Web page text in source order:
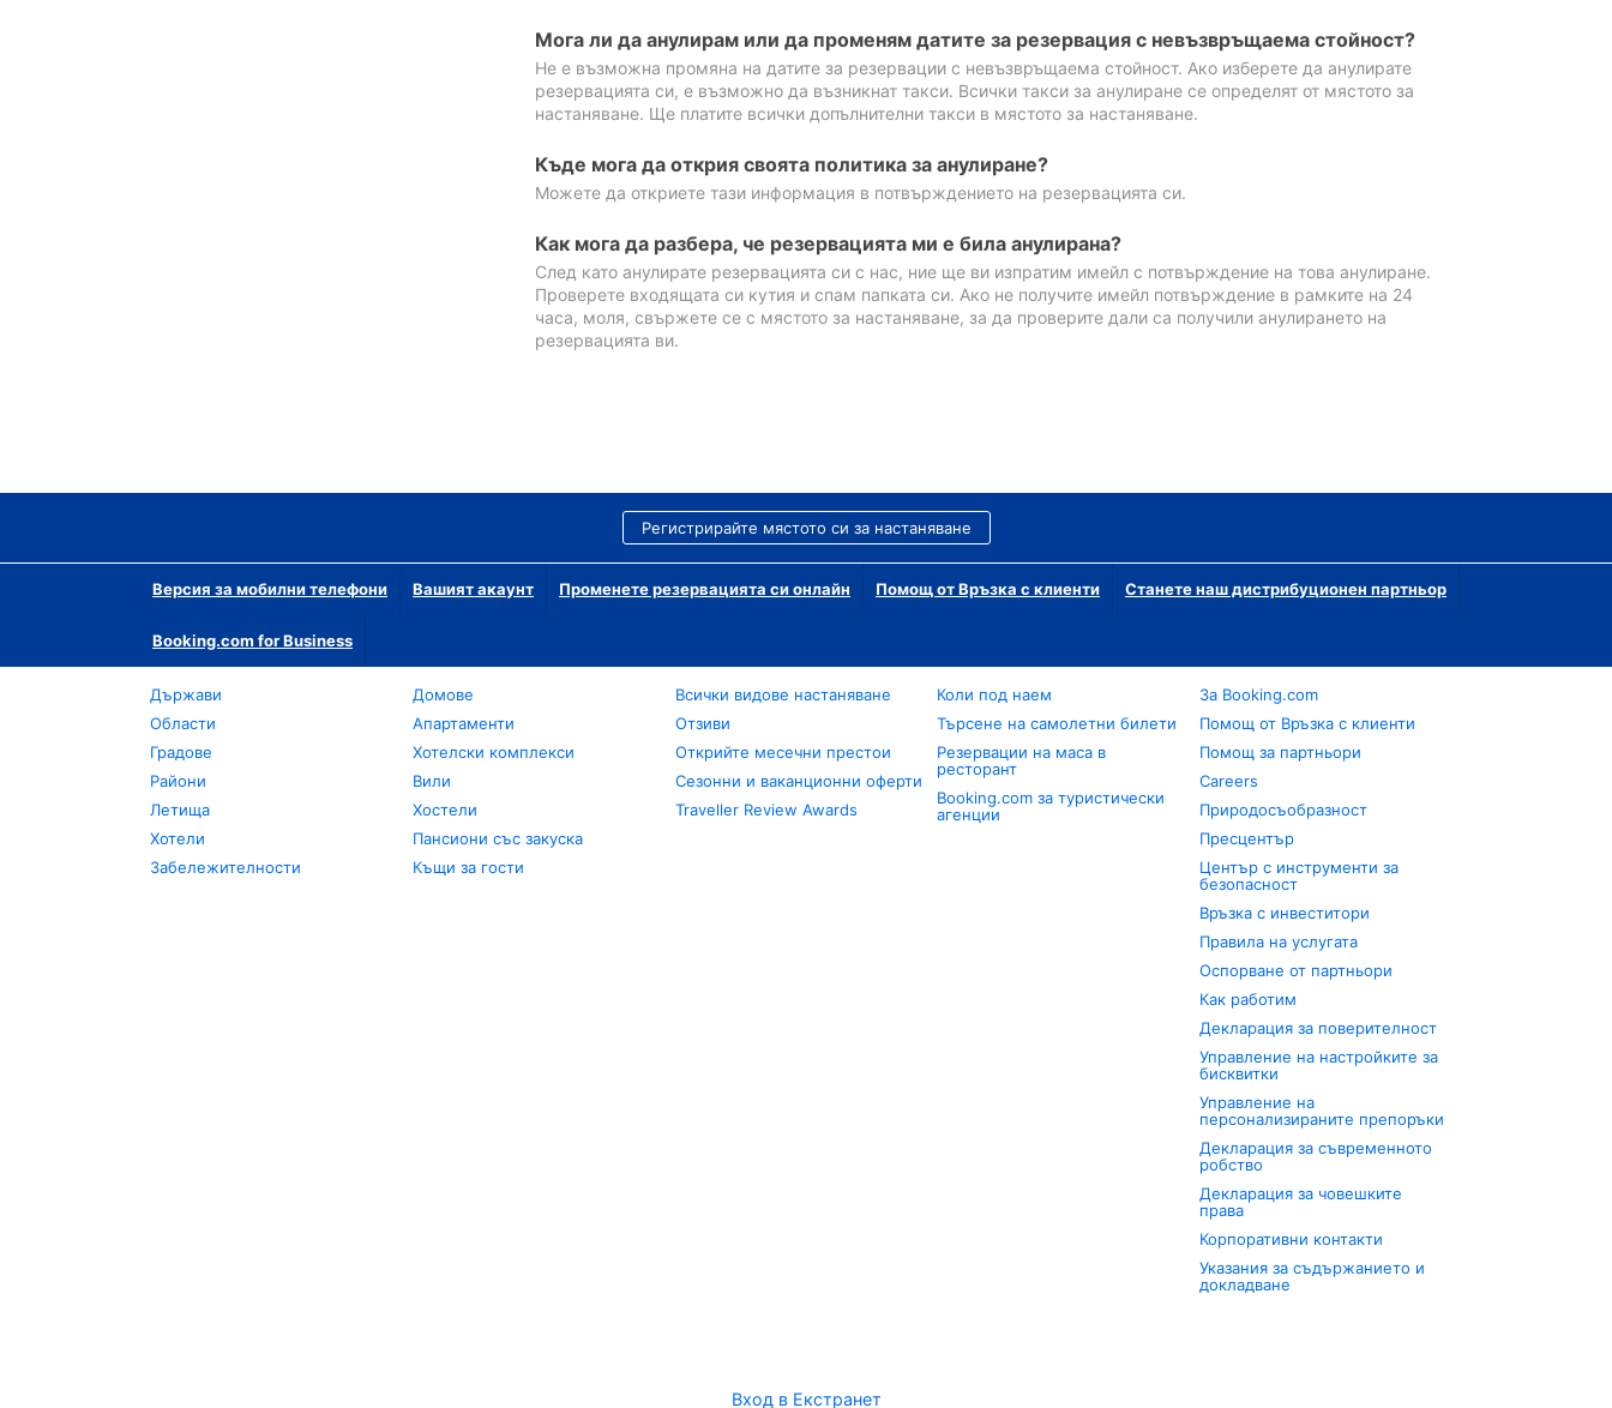
Мога ли да анулирам или да променям датите за резервация с невъзвръщаема стойност?
Не е възможна промяна на датите за резервации с невъзвръщаема стойност. Ако изберете да анулирате
резервацията си, е възможно да възникнат такси. Всички такси за анулиране се определят от мястото за
настаняване. Ще платите всички допълнителни такси в мястото за настаняване.
Къде мога да открия своята политика за анулиране?
Можете да откриете тази информация в потвърждението на резервацията си.
Как мога да разбера, че резервацията ми е била анулирана?
След като анулирате резервацията си с нас, ние ще ви изпратим имейл с потвърждение на това анулиране.
Проверете входящата си кутия и спам папката си. Ако не получите имейл потвърждение в рамките на 24
часа, моля, свържете се с мястото за настаняване, за да проверите дали са получили анулирането на
резервацията ви.
Регистрирайте мястото си за настаняване
Версия за мобилни телефони Вашият акаунт Променете резервацията си онлайн Помощ от Връзка с клиенти Станете наш дистрибуционен партньор
Booking.com for Business
Държави
Области
Градове
Райони
Летища
Хотели
Забележителности
Домове
Апартаменти
Хотелски комплекси
Вили
Хостели
Пансиони със закуска
Къщи за гости
Всички видове настаняване
Отзиви
Открийте месечни престои
Сезонни и ваканционни оферти
Traveller Review Awards
Коли под наем
Търсене на самолетни билети
Резервации на маса в
ресторант
Booking.com за туристически
агенции
За Booking.com
Помощ от Връзка с клиенти
Помощ за партньори
Careers
Природосъобразност
Пресцентър
Център с инструменти за
безопасност
Връзка с инвеститори
Правила на услугата
Оспорване от партньори
Как работим
Декларация за поверителност
Управление на настройките за
бисквитки
Управление на
персонализираните препоръки
Декларация за съвременното
робство
Декларация за човешките
права
Корпоративни контакти
Указания за съдържанието и
докладване
Вход в Екстранет